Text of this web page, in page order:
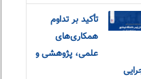
تأکید بر تداوم
همکاری‌های
علمی، پژوهشی و